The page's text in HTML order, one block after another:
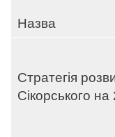
Назва
Стратегія
Сікорського